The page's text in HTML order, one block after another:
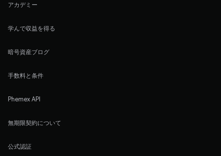
アカデミー
学んで収益を得る
暗号資産ブログ
手数料と条件
Phemex API
無期限契約について
公式認証